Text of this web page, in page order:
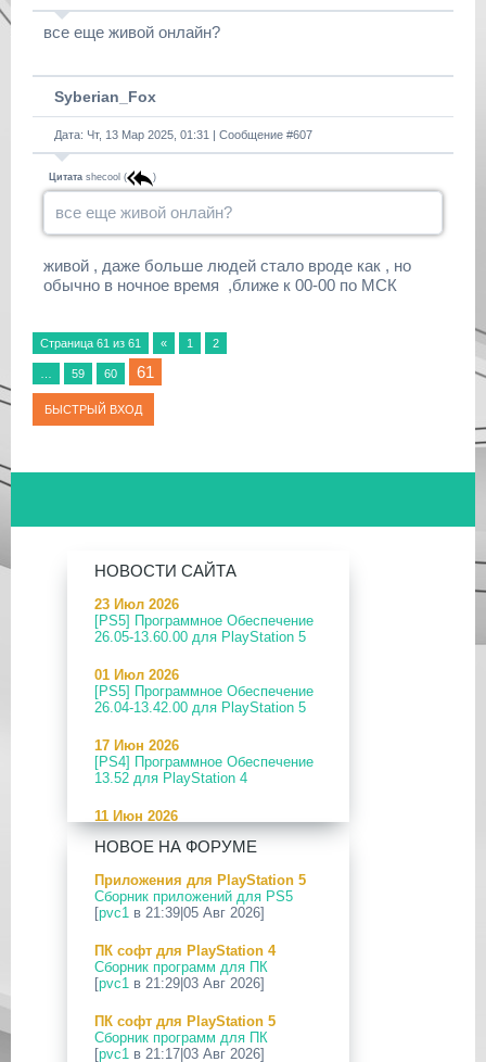
все еще живой онлайн?
Syberian_Fox
Дата: Чт, 13 Мар 2025, 01:31 | Сообщение #607
Цитата shecool ( )
все еще живой онлайн?
живой , даже больше людей стало вроде как , но
обычно в ночное время ,ближе к 00-00 по МСК
Страница 61 из 61 « 1 2
59 60 61
НОВОСТИ САЙТА
23 Июл 2026
[PS5] Программное Обеспечение
26.05-13.60.00 для PlayStation 5
01 Июл 2026
[PS5] Программное Обеспечение
26.04-13.42.00 для PlayStation 5
17 Июн 2026
[PS4] Программное Обеспечение
13.52 для PlayStation 4
11 Июн 2026
[PS5] Программное Обеспечение
26.04-13.40.00 для PlayStation 5
24 Апр 2026
[PS5] Программное Обеспечение
26.03-13.20.00 для PlayStation 5
12 Апр 2026
[PS Portal] Программное
Обеспечение 7.0.2 для PS Portal
09 Апр 2026
[PS3|CFW] webMAN MOD
НОВОЕ НА ФОРУМЕ
Приложения для PlayStation 5
Сборник приложений для PS5
[pvc1 в 21:39|05 Авг 2026]
ПК софт для PlayStation 4
Сборник программ для ПК
[pvc1 в 21:29|03 Авг 2026]
ПК софт для PlayStation 5
Сборник программ для ПК
[pvc1 в 21:17|03 Авг 2026]